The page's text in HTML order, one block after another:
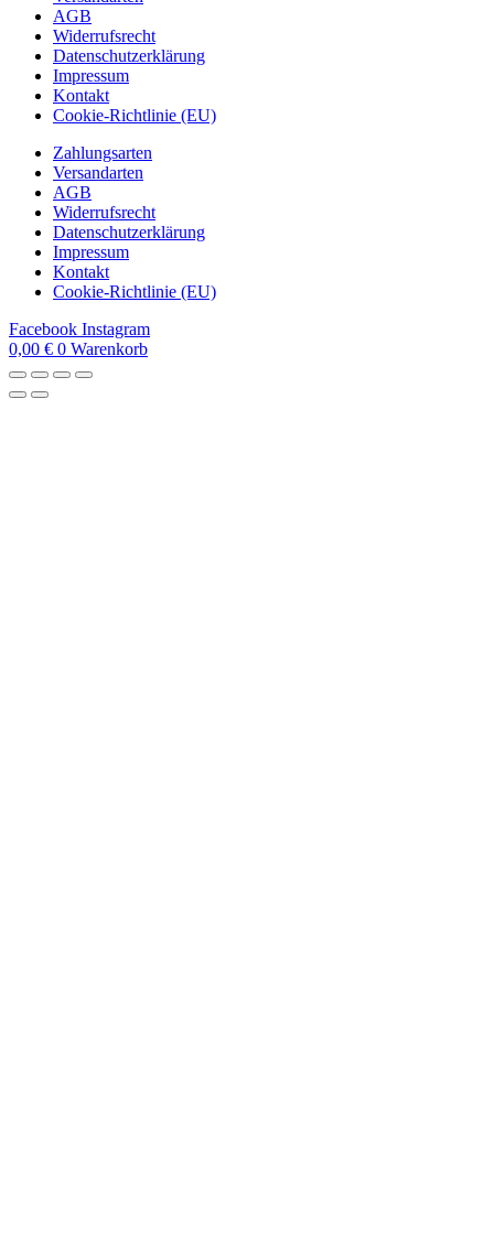
AGB
Widerrufsrecht
Datenschutzerklärung
Impressum
Kontakt
Cookie-Richtlinie (EU)
Zahlungsarten
Versandarten
AGB
Widerrufsrecht
Datenschutzerklärung
Impressum
Kontakt
Cookie-Richtlinie (EU)
Facebook Instagram
0,00 € 0 Warenkorb